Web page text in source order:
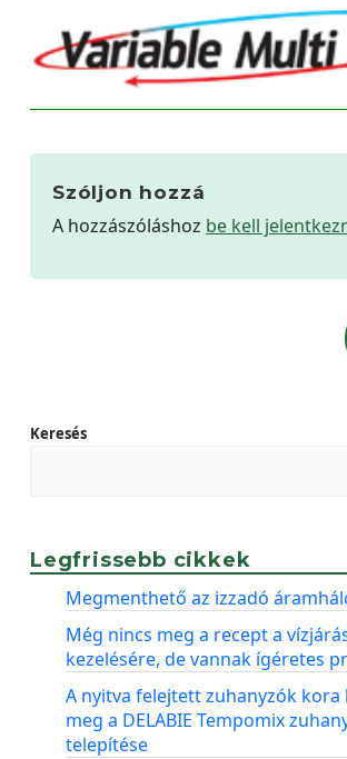
Szóljon hozzá
A hozzászóláshoz be kell
Keresés
Legfrissebb cikkek
Megmenthető az izzadó
Még nincs meg a recept a
kezelésére, de vannak ígéretes
A nyitva felejtett zuhanyzók
meg a DELABIE Tempomix
telepítése